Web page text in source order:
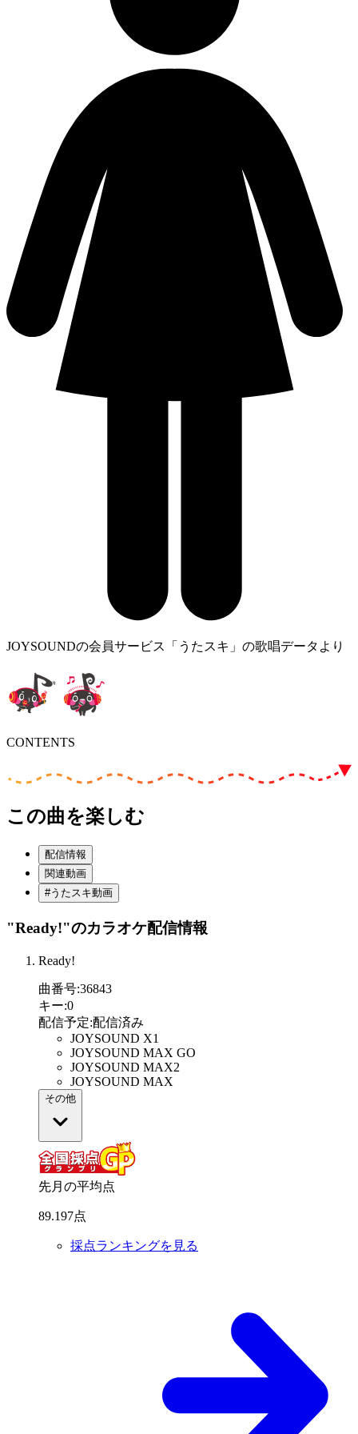
JOYSOUNDの会員サービス「うたスキ」の歌唱データより
CONTENTS
この曲を楽しむ
配信情報
関連動画
#うたスキ動画
"Ready!"のカラオケ配信情報
Ready!
曲番号:36843
キー:0
配信予定:配信済み
JOYSOUND X1
JOYSOUND MAX GO
JOYSOUND MAX2
JOYSOUND MAX
その他
先月の平均点
89.197点
採点ランキングを見る